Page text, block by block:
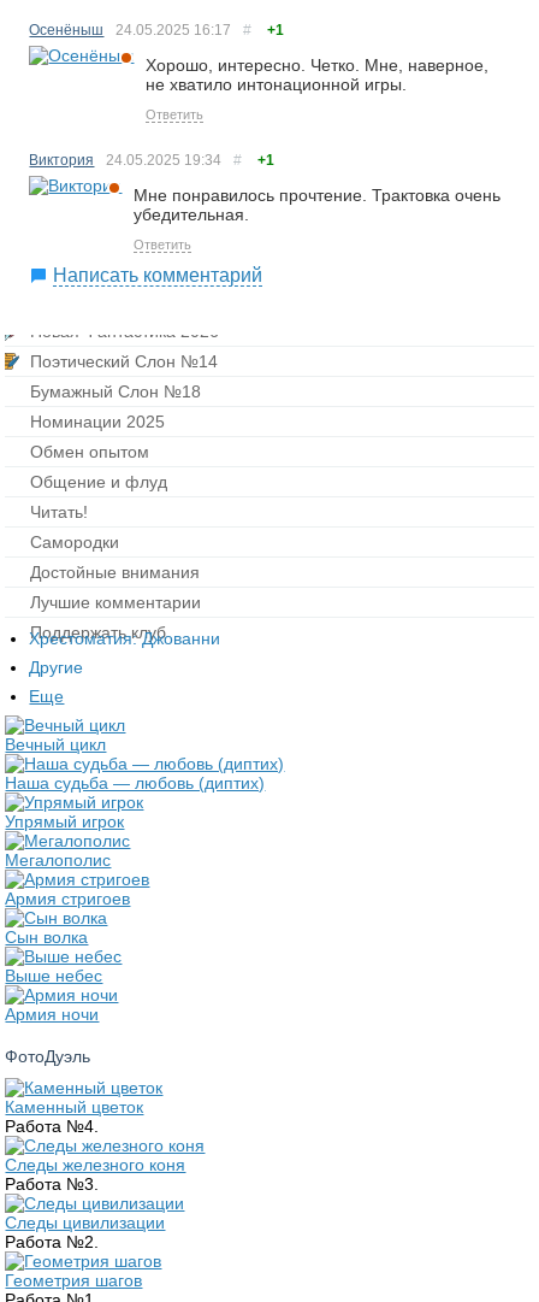
Осенёныш 24.05.2025 16:17 # +1
Хорошо, интересно. Четко. Мне, наверное,
не хватило интонационной игры.
Ответить
Виктория 24.05.2025 19:34 # +1
Мне понравилось прочтение. Трактовка очень
убедительная.
Ответить
Написать комментарий
Новая Фантастика 2026
Поэтический Слон №14
Бумажный Слон №18
Номинации 2025
Обмен опытом
Общение и флуд
Читать!
Самородки
Достойные внимания
Лучшие комментарии
Поддержать клуб
Хрестоматия: Джованни
Другие
Еще
Вечный цикл
Наша судьба — любовь (диптих)
Упрямый игрок
Мегалополис
Армия стригоев
Сын волка
Выше небес
Армия ночи
ФотоДуэль
Каменный цветок
Работа №4.
Следы железного коня
Работа №3.
Следы цивилизации
Работа №2.
Геометрия шагов